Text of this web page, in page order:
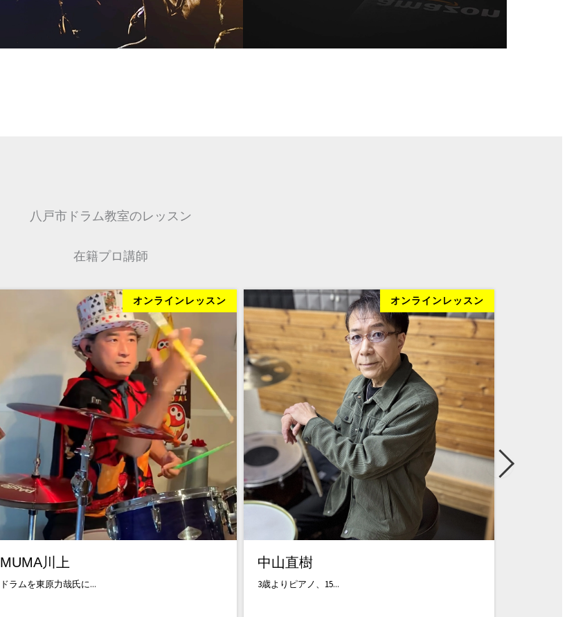
八戸市ドラム教室のレッスン
在籍プロ講師
オンラインレッスン
MUMA川上
ドラムを東原力哉氏に...
オンラインレッスン
中山直樹
3歳よりピアノ、15...